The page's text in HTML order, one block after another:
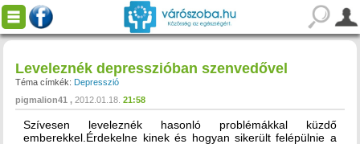
Leveleznék depresszióban szenvedővel
Téma címkék: Depresszió
pigmalion41
2012.01.18. 21:58
Szívesen leveleznék hasonló problémákkal küzdő
emberekkel.Érdekelne kinek és hogyan sikerült felépülnie a